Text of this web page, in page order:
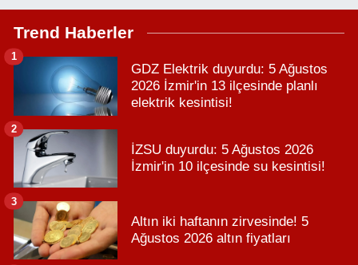
Trend Haberler
GDZ Elektrik duyurdu: 5 Ağustos
2026 İzmir'in 13 ilçesinde planlı
elektrik kesintisi!
1
İZSU duyurdu: 5 Ağustos 2026
İzmir'in 10 ilçesinde su kesintisi!
2
Altın iki haftanın zirvesinde! 5
Ağustos 2026 altın fiyatları
3